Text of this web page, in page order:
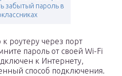
забытый пароль в
роутеру через порт
пароль от своей Wi-Fi
к Интернету,
способ подключения.